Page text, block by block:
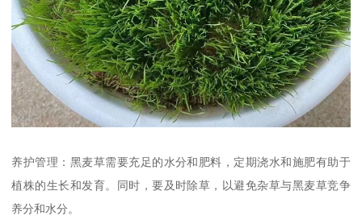
养护管理：黑麦草需要充足的水分和肥料，定期浇水和施肥有助于
植株的生长和发育。同时，要及时除草，以避免杂草与黑麦草竞争
养分和水分。